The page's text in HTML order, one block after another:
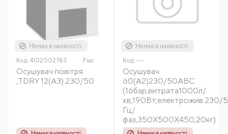
Немає в наявності
Код: 4102002783 Fiac
Осушувач повітря
,TDRY 12(A3) 230/50
Немає в наявності
Код: ---
Осушувач
60(A2)230/50ABC
(16бар,витрата1000л/
хв,190Вт,електрожив.230/
Гц/
фаз,350Х500Х450,20кг)